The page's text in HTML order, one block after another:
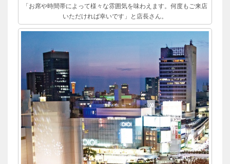
「お席や時間帯によって様々な雰囲気を味わえます。何度もご来店
いただければ幸いです」と店長さん。